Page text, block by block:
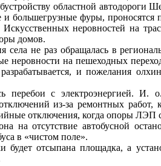
областной автодороги
большегрузные фуры, проносятся
неровностей на
домов.
не раз обращалась в
неровности на пешеходных
и пожелания
перебои с электроэнергией.
из-за ремонтных работ,
отключения, когда опоры
на отсутствие автобусной
в «чистом поле».
отсыпана площадка, а